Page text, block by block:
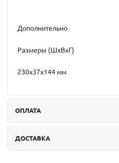
Дополнительно
Размеры (ШxВxГ)
230x37x144 мм
ОПЛАТА
ДОСТАВКА